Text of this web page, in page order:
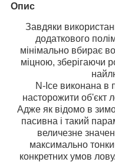
Опис
Завдяки
додаткового
мінімально вбирає
міцною, зберігаючи
N-Ice виконана в
насторожити об'єкт
Адже як відомо в
пасивна і такий
величезне
максимально
конкретних умов